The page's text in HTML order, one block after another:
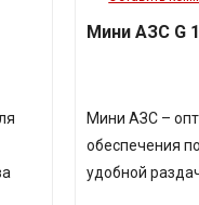
Мини АЗС G
Мини АЗС –
обеспечения
удобной